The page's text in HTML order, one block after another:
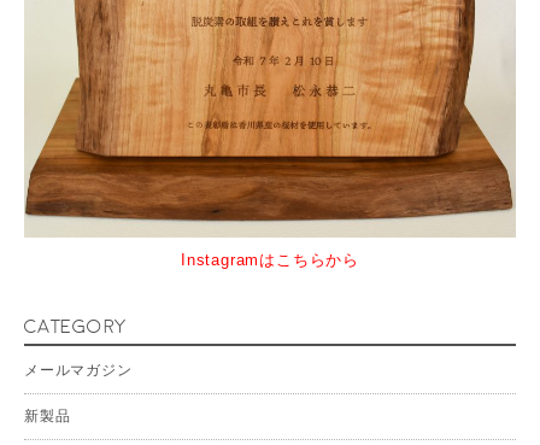
Instagramはこちらから
CATEGORY
メールマガジン
新製品